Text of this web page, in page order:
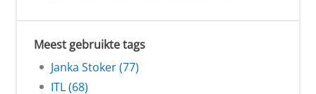
Meest gebruikte tags
Janka Stoker (77)
ITL (68)